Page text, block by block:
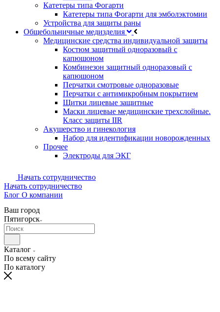
Катетеры типа Фогарти
Катетеры типа Фогарти для эмболэктомии
Устройства для защиты раны
Общебольничные медизделия
Медицинские средства индивидуальной защиты
Костюм защитный одноразовый с
капюшоном
Комбинезон защитный одноразовый с
капюшоном
Перчатки смотровые одноразовые
Перчатки с антимикробным покрытием
Щитки лицевые защитные
Маски лицевые медицинские трехслойные.
Класс защиты IIR
Акушерство и гинекология
Набор для идентификации новорожденных
Прочее
Электроды для ЭКГ
Начать сотрудничество
Начать сотрудничество
Блог О компании
Ваш город
Пятигорск
Каталог
По всему сайту
По каталогу